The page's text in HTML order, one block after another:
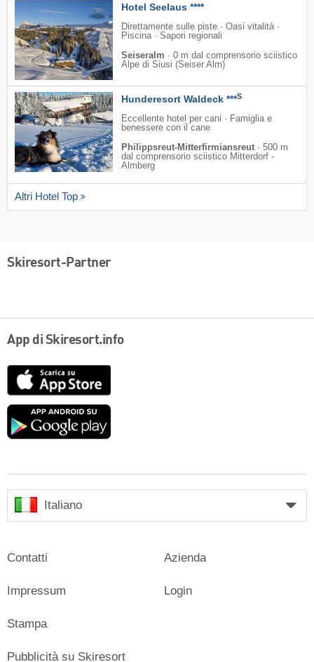
Hotel Seelaus ****
Direttamente sulle piste · Oasi vitalità ·
Piscina · Sapori regionali
Seiseralm · 0 m dal comprensorio sciistico
Alpe di Siusi (Seiser Alm)
Hunderesort Waldeck ***S
Eccellente hotel per cani · Famiglia e
benessere con il cane
Philippsreut-Mitterfirmiansreut · 500 m
dal comprensorio sciistico Mitterdorf -
Almberg
Altri Hotel Top
Skiresort-Partner
App di Skiresort.info
Google
Italiano
Contatti
Impressum
Stampa
Azienda
Login
Pubblicità su Skiresort